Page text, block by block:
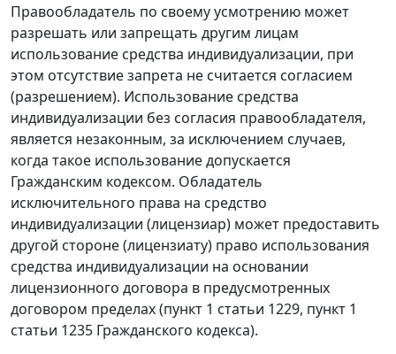
Правообладатель по своему усмотрению может
разрешать или запрещать другим лицам
использование средства индивидуализации, при
этом отсутствие запрета не считается согласием
(разрешением). Использование средства
индивидуализации без согласия правообладателя,
является незаконным, за исключением случаев,
когда такое использование допускается
Гражданским кодексом. Обладатель
исключительного права на средство
индивидуализации (лицензиар) может предоставить
другой стороне (лицензиату) право использования
средства индивидуализации на основании
лицензионного договора в предусмотренных
договором пределах (пункт 1 статьи 1229, пункт 1
статьи 1235 Гражданского кодекса).